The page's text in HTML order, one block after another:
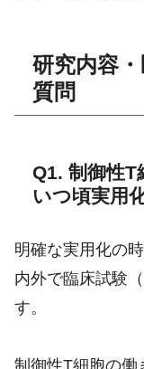
研究内容
質問
Q1. 制御性T
いつ頃実用
明確な実用化の
内外で臨床試験
す。